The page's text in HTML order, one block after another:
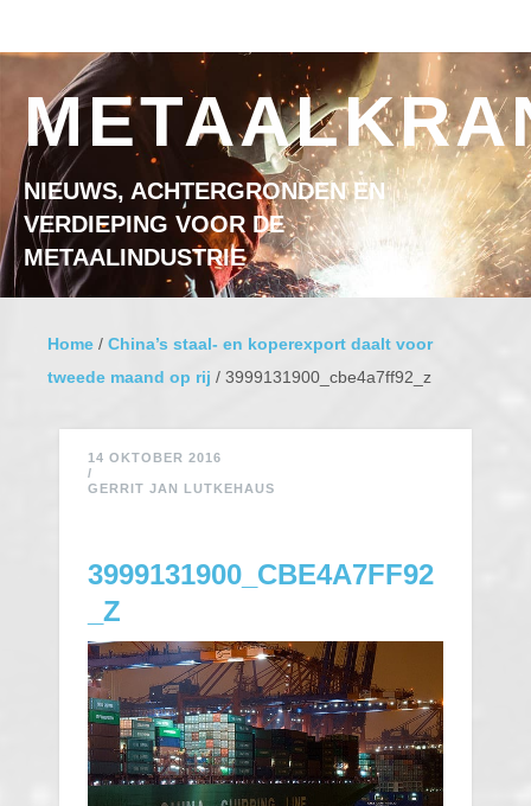
NIEUWS, ACHTERGRONDEN EN
VERDIEPING VOOR DE
METAALINDUSTRIE
Home / China’s staal- en koperexport daalt voor
tweede maand op rij / 3999131900_cbe4a7ff92_z
14 OKTOBER 2016
/
GERRIT JAN LUTKEHAUS
3999131900_CBE4A7FF92
_Z